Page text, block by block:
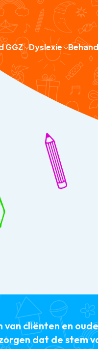
GGZ Dyslexie
cliënten en
dat de stem